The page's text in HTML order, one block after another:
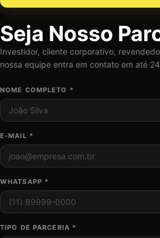
Seja Nosso
Investidor, cliente corporativo,
nossa equipe entra em contato em até
NOME COMPLETO *
E-MAIL *
WHATSAPP *
TIPO DE PARCERIA *